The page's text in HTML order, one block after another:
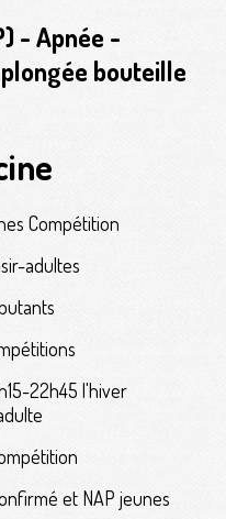
- Apnée -
bouteille
Compétition
adultes
22h45 l'hiver
et NAP jeunes